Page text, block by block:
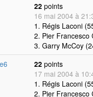
22 points
16 mai 2004 à
1. Régis Laconi
2. Pier Francesco
3. Garry McCoy
22 points
17 mai 2004 à
1. Régis Laconi
2. Pier Francesco